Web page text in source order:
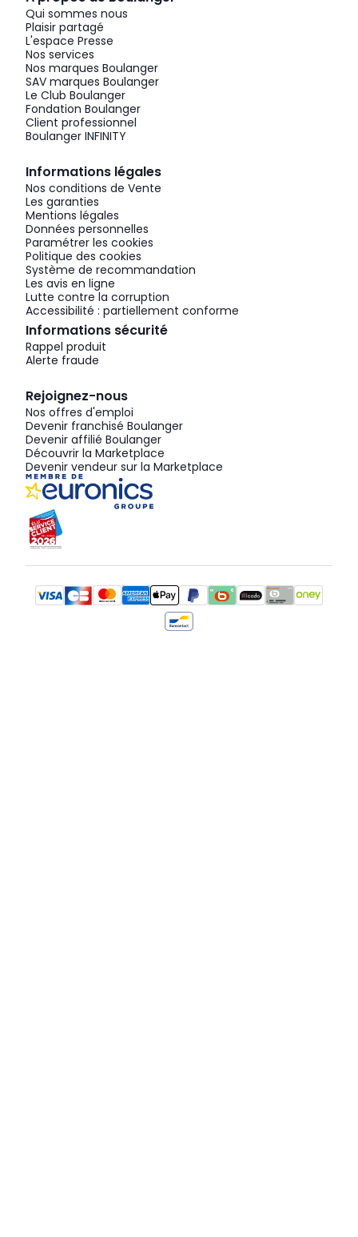
Qui sommes nous
Plaisir partagé
L'espace Presse
Nos services
Nos marques Boulanger
SAV marques Boulanger
Le Club Boulanger
Fondation Boulanger
Client professionnel
Boulanger INFINITY
Informations légales
Nos conditions de Vente
Les garanties
Mentions légales
Données personnelles
Paramétrer les cookies
Politique des cookies
Système de recommandation
Les avis en ligne
Lutte contre la corruption
Accessibilité : partiellement conforme
Informations sécurité
Rappel produit
Alerte fraude
Rejoignez-nous
Nos offres d'emploi
Devenir franchisé Boulanger
Devenir affilié Boulanger
Découvrir la Marketplace
Devenir vendeur sur la Marketplace